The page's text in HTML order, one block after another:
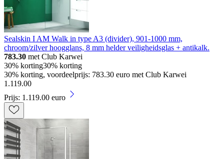
Sealskin I AM Walk in type A3 (divider), 901-1000 mm,
chroom/zilver hoogglans, 8 mm helder veiligheidsglas + antikalk.
783.30 met Club Karwei
30% korting30% korting
30% korting, voordeelprijs: 783.30 euro met Club Karwei
1 .119.00
Prijs: 1.119.00 euro